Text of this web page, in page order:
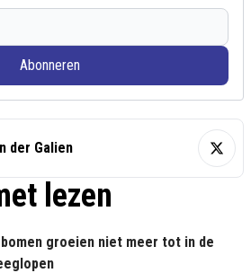
Abonneren
der Galien
lezen
groeien niet meer tot in de